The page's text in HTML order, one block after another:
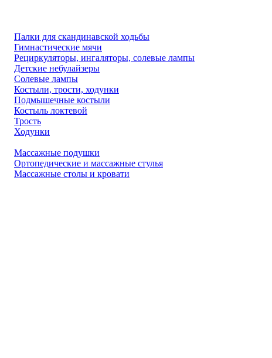
Палки для скандинавской ходьбы
Гимнастические мячи
Рециркуляторы, ингаляторы, солевые лампы
Детские небулайзеры
Солевые лампы
Костыли, трости, ходунки
Подмышечные костыли
Костыль локтевой
Трость
Ходунки
Массажные подушки
Ортопедические и массажные стулья
Массажные столы и кровати